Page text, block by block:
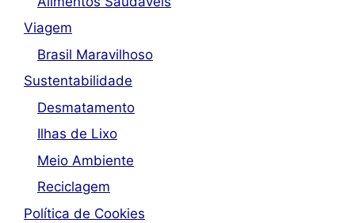
Viagem
Brasil Maravilhoso
Sustentabilidade
Desmatamento
Ilhas de Lixo
Meio Ambiente
Reciclagem
Política de Cookies